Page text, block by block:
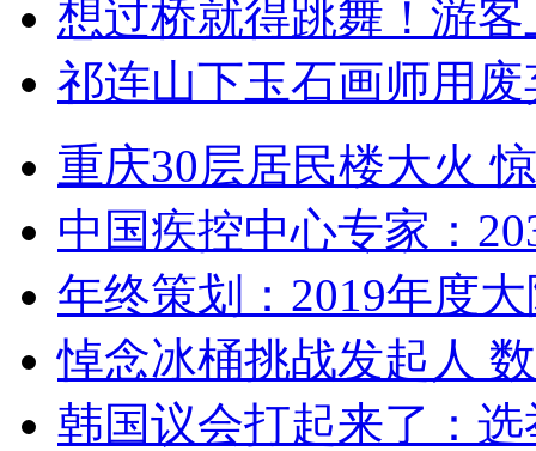
想过桥就得跳舞！游客
祁连山下玉石画师用
重庆30层居民楼大火
中国疾控中心专家：
年终策划：2019年度
悼念冰桶挑战发起人
韩国议会打起来了：